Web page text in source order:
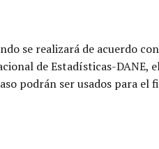
se realizará de acuerdo
de Estadísticas-DANE,
podrán ser usados para